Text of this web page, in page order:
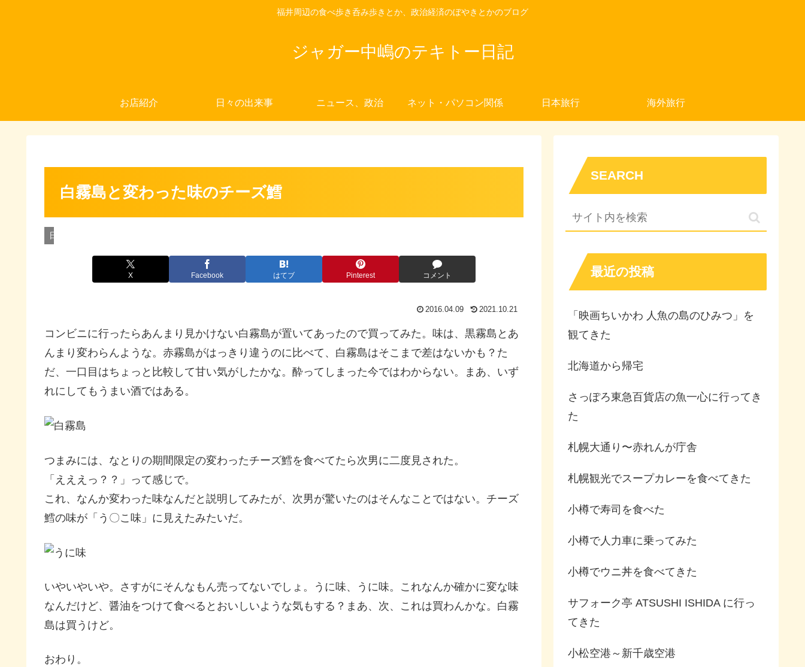
福井周辺の食べ歩き呑み歩きとか、政治経済のぼやきとかのブログ
ジャガー中嶋のテキトー日記
お店紹介 日々の出来事 ニュース、政治 ネット・パソコン関係 日本旅行 海外旅行
白霧島と変わった味のチーズ鱈
日々の出来事
X Facebook はてブ Pinterest コメント
2016.04.09 2021.10.21
コンビニに行ったらあんまり見かけない白霧島が置いてあったので買ってみた。味は、黒霧島とあ
んまり変わらんような。赤霧島がはっきり違うのに比べて、白霧島はそこまで差はないかも？た
だ、一口目はちょっと比較して甘い気がしたかな。酔ってしまった今ではわからない。まあ、いず
れにしてもうまい酒ではある。
つまみには、なとりの期間限定の変わったチーズ鱈を食べてたら次男に二度見された。
「えええっ？？」って感じで。
これ、なんか変わった味なんだと説明してみたが、次男が驚いたのはそんなことではない。チーズ
鱈の味が「う〇こ味」に見えたみたいだ。
いやいやいや。さすがにそんなもん売ってないでしょ。うに味、うに味。これなんか確かに変な味
なんだけど、醤油をつけて食べるとおいしいような気もする？まあ、次、これは買わんかな。白霧
島は買うけど。
おわり。
SEARCH
最近の投稿
「映画ちいかわ 人魚の島のひみつ」を
観てきた
北海道から帰宅
さっぽろ東急百貨店の魚一心に行ってき
た
札幌大通り〜赤れんが庁舎
札幌観光でスープカレーを食べてきた
小樽で寿司を食べた
小樽で人力車に乗ってみた
小樽でウニ丼を食べてきた
サフォーク亭 ATSUSHI ISHIDA に行っ
てきた
小松空港～新千歳空港